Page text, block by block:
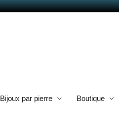
Bijoux par pierre Boutique